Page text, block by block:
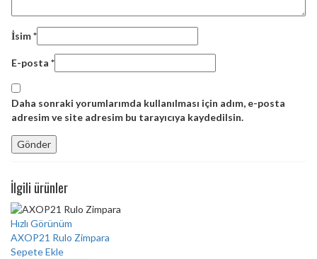
İsim*
E-posta *
Daha sonraki yorumlarımda kullanılması için adım, e-posta
adresim ve site adresim bu tarayıcıya kaydedilsin.
İlgili ürünler
Hızlı Görünüm
AXOP21 Rulo Zimpara
Sepete Ekle